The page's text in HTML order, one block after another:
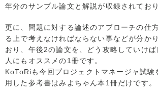
年分のサンプル論文と解説が収録されてお
更に、問題に対する論述のアプローチの仕
る上で考えなければならない事などが分か
おり、午後2の論文を、どう攻略していけば
人にもオススメの1冊です。
KoToRiも今回プロジェクトマネージャ試験
用した参考書はみよちゃん本1冊だけです。